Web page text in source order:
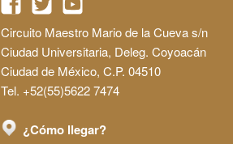
Circuito Maestro Mario de la Cueva s/n
Ciudad Universitaria, Deleg. Coyoacán
Ciudad de México, C.P. 04510
Tel. +52(55)5622 7474
¿Cómo llegar?